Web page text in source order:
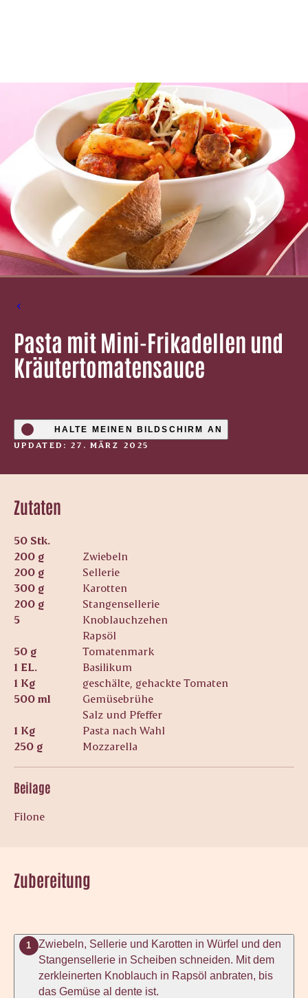
Pasta mit Mini-Frikadellen und
Kräutertomatensauce
HALTE MEINEN BILDSCHIRM AN
UPDATED: 27. MÄRZ 2025
Zutaten
50 Stk.
200 g
Zwiebeln
200 g
Sellerie
300 g
Karotten
200 g
Stangensellerie
5
Knoblauchzehen
Rapsöl
50 g
Tomatenmark
1 EL.
Basilikum
1 Kg
geschälte, gehackte Tomaten
500 ml
Gemüsebrühe
Salz und Pfeffer
1 Kg
Pasta nach Wahl
250 g
Mozzarella
Beilage
Filone
Zubereitung
1
Zwiebeln, Sellerie und Karotten in Würfel und den
Stangensellerie in Scheiben schneiden. Mit dem
zerkleinerten Knoblauch in Rapsöl anbraten, bis
das Gemüse al dente ist.